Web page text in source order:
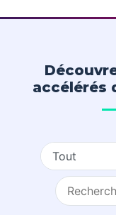
accélérés